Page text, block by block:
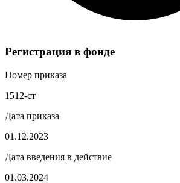
Регистрация в фонде
Номер приказа
1512-ст
Дата приказа
01.12.2023
Дата введения в действие
01.03.2024